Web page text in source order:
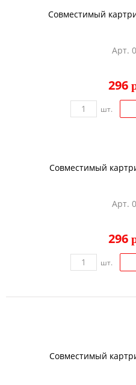
Совместимый
Арт.
296
шт.
Совместимый
Арт.
296
шт.
Совместимый